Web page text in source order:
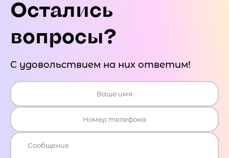
Остались
вопросы?
С удовольствием на них ответим!